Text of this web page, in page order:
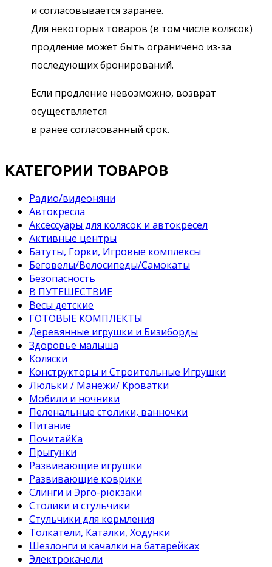
и согласовывается заранее.
Для некоторых товаров (в том числе колясок)
продление может быть ограничено из-за
последующих бронирований.
Если продление невозможно, возврат
осуществляется
в ранее согласованный срок.
КАТЕГОРИИ ТОВАРОВ
Pадио/видеоняни
Автокресла
Аксессуары для колясок и автокресел
Активные центры
Батуты, Горки, Игровые комплексы
Беговелы/Велосипеды/Самокаты
Безопасность
В ПУТЕШЕСТВИЕ
Весы детские
ГОТОВЫЕ КОМПЛЕКТЫ
Деревянные игрушки и Бизиборды
Здоровье малыша
Коляски
Конструкторы и Строительные Игрушки
Люльки / Манежи/ Кроватки
Мобили и ночники
Пеленальные столики, ванночки
Питание
ПочитайКа
Прыгунки
Развивающие игрушки
Развивающие коврики
Слинги и Эрго-рюкзаки
Столики и стульчики
Стульчики для кормления
Толкатели, Каталки, Ходунки
Шезлонги и качалки на батарейках
Электрокачели